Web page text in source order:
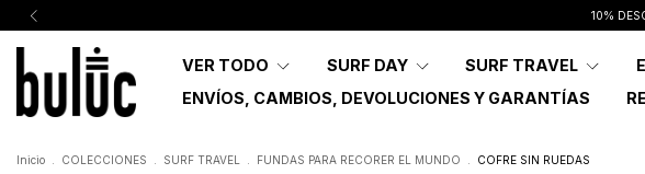
10%
VER TODO SURF DAY SURF TRAVEL
ENVÍOS, CAMBIOS, DEVOLUCIONES Y GARANTÍAS
Inicio COLECCIONES SURF TRAVEL FUNDAS PARA RECORER EL MUNDO COFRE SIN RUEDAS